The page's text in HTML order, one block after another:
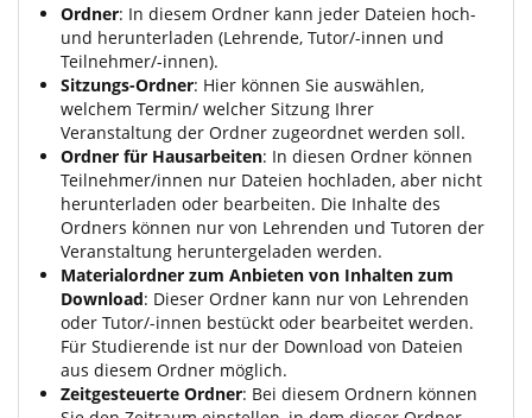
Ordner: In diesem Ordner kann jeder Dateien hoch-
und herunterladen (Lehrende, Tutor/-innen und
Teilnehmer/-innen).
Sitzungs-Ordner: Hier können Sie auswählen,
welchem Termin/ welcher Sitzung Ihrer
Veranstaltung der Ordner zugeordnet werden soll.
Ordner für Hausarbeiten: In diesen Ordner können
Teilnehmer/innen nur Dateien hochladen, aber nicht
herunterladen oder bearbeiten. Die Inhalte des
Ordners können nur von Lehrenden und Tutoren der
Veranstaltung heruntergeladen werden.
Materialordner zum Anbieten von Inhalten zum
Download: Dieser Ordner kann nur von Lehrenden
oder Tutor/-innen bestückt oder bearbeitet werden.
Für Studierende ist nur der Download von Dateien
aus diesem Ordner möglich.
Zeitgesteuerte Ordner: Bei diesem Ordnern können